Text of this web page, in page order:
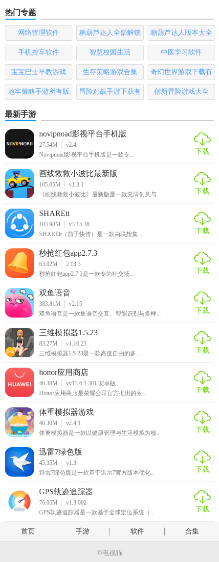
热门专题
网络管理软件
糖葫芦达人全部解锁
版
糖葫芦达人版本大全
手机控车软件 智慧校园生活 中医学习软件
宝宝巴士早教游戏 生存策略游戏合集
奇幻世界游戏下载有
哪些
地牢策略手游所有版
冒险对战手游下载有
创新冒险游戏大全
最新手游
novipnoad影视平台手机版
27.54M
v2.4
Novipnoad影视平台手机版是一款专...
下载
画线救救小波比最新版
105.05M
v1.3.1
《画线救救小波比》最新版是一款充满创意与...
下载
SHAREit
103.98M
v3.15.38
SHAREit（茄子快传）是一款由联想集...
下载
秒抢红包app2.7.3
63.02M
2.13.3
秒抢红包app2.7.3是一款专为社交场...
下载
双鱼语音
383.81M
v2.15
双鱼语音是一款集语音交互、智能识别与多样...
下载
三维模拟器1.5.23
83.27M
v1.10.23
三维模拟器1.5.23是一款高度自由的多...
下载
honor应用商店
46.38M
vv13.6.1.301 安卓版
Honor应用商店是荣耀公司官方推出的应...
下载
体重模拟器游戏
40.30M
v2.4.1
体重模拟器是一款以健康管理与生活模拟为核...
下载
迅雷7绿色版
45.35M
v1.3
迅雷7绿色版是一款基于迅雷7官方版本优化...
下载
GPS轨迹追踪器
76.05M
v1.3.002
GPS轨迹追踪器是一款基于全球定位系统（...
下载
首页 手游 软件 合集
©电视猫